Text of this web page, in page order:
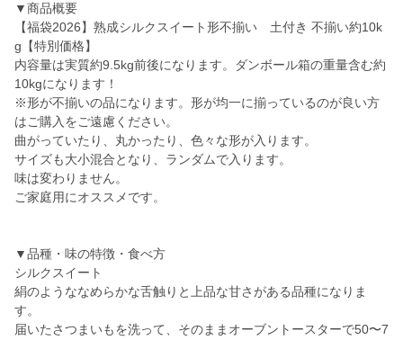
▼商品概要
【福袋2026】熟成シルクスイート形不揃い 土付き 不揃い約10k
g【特別価格】
内容量は実質約9.5kg前後になります。ダンボール箱の重量含む約
10kgになります！
※形が不揃いの品になります。形が均一に揃っているのが良い方
はご購入をご遠慮ください。
曲がっていたり、丸かったり、色々な形が入ります。
サイズも大小混合となり、ランダムで入ります。
味は変わりません。
ご家庭用にオススメです。
▼品種・味の特徴・食べ方
シルクスイート
絹のようななめらかな舌触りと上品な甘さがある品種になりま
す。
届いたさつまいもを洗って、そのままオーブントースターで50〜7